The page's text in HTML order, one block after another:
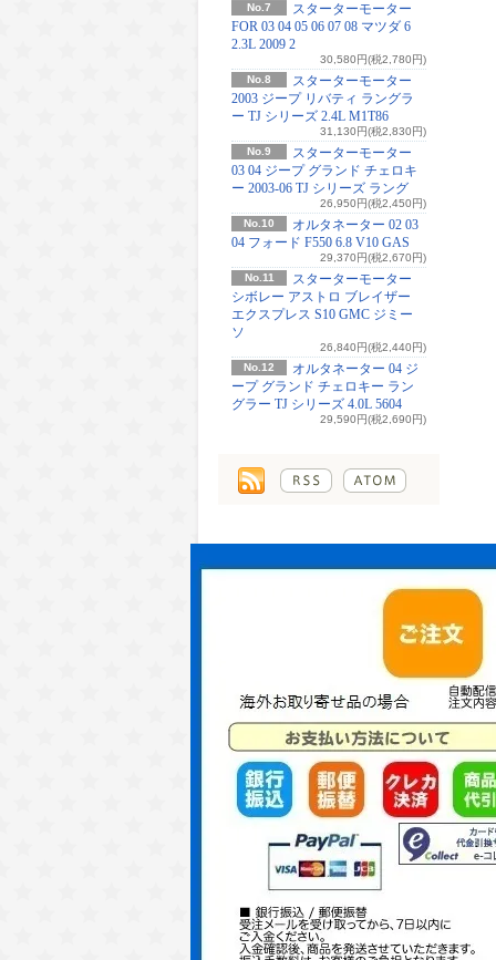
No.7
スターターモーター
FOR 03 04 05 06 07 08 マツダ 6
2.3L 2009 2
30,580円(税2,780円)
No.8
スターターモーター
2003 ジープ リバティ ラングラ
ー TJ シリーズ 2.4L M1T86
31,130円(税2,830円)
No.9
スターターモーター
03 04 ジープ グランド チェロキ
ー 2003-06 TJ シリーズ ラング
26,950円(税2,450円)
No.10
オルタネーター 02 03
04 フォード F550 6.8 V10 GAS
29,370円(税2,670円)
No.11
スターターモーター
シボレー アストロ ブレイザー
エクスプレス S10 GMC ジミー
ソ
26,840円(税2,440円)
No.12
オルタネーター 04 ジ
ープ グランド チェロキー ラン
グラー TJ シリーズ 4.0L 5604
29,590円(税2,690円)